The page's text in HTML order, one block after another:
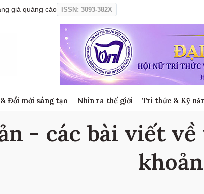
giá quảng cáo ISSN: 3093-382X
Đổi mới sáng tạo Nhìn ra thế giới Tri thức & Kỹ
- các bài viết
khoản